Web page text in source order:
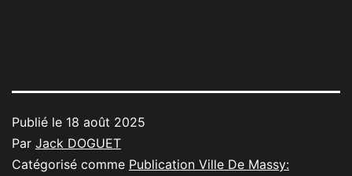
Publié le 18 août 2025
Par Jack DOGUET
Catégorisé comme Publication Ville De Massy: